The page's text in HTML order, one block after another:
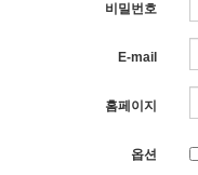
비밀번호
E-mail
홈페이지
옵션